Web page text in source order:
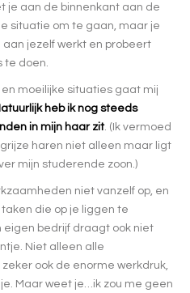
je aan de binnenkant aan de
situatie om te gaan, maar je
jezelf werkt en probeert
te doen.
moeilijke situaties gaat mij
heb ik nog steeds
in mijn haar zit. (Ik vermoed
haren niet alleen maar ligt
mijn studerende zoon.)
niet vanzelf op, en
die op je liggen te
eigen bedrijf draagt ook niet
Niet alleen alle
ook de enorme werkdruk,
Maar weet je…ik zou me geen